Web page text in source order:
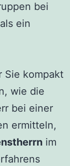
bei
ein
Sie kompakt
wie die
bei einer
ermitteln,
im